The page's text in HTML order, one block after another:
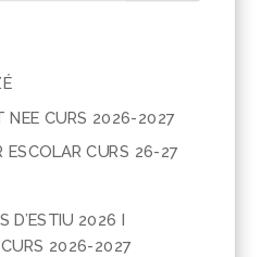
NEE CURS 2026-2027
ESCOLAR CURS 26-27
D’ESTIU 2026 I
CURS 2026-2027